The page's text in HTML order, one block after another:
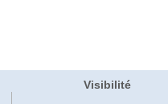
Visibilité